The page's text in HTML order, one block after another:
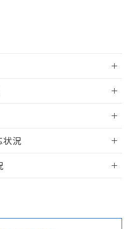
す。
イン/会員登録
用いただく前に、以下を必ずお読
状況
凡例
日時点で非含有を証明す
遡って非含有を証明する
のフタル酸エステル類４
対応完了までの期間は出
が混在することから備考
応品への在庫切替を完了
、特段のことがない限
日より割愛しておりま